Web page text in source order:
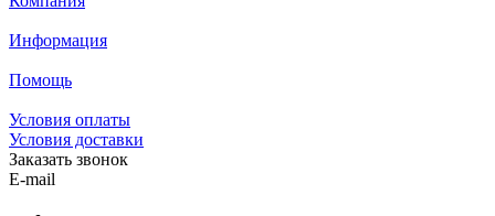
Информация
Помощь
Условия оплаты
Условия доставки
Заказать звонок
E-mail